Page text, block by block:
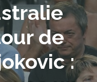
de
: